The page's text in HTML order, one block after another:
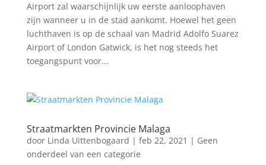
Airport zal waarschijnlijk uw eerste aanloophaven
zijn wanneer u in de stad aankomt. Hoewel het geen
luchthaven is op de schaal van Madrid Adolfo Suarez
Airport of London Gatwick, is het nog steeds het
toegangspunt voor...
Straatmarkten Provincie Malaga
door Linda Uittenbogaard | feb 22, 2021 | Geen
onderdeel van een categorie